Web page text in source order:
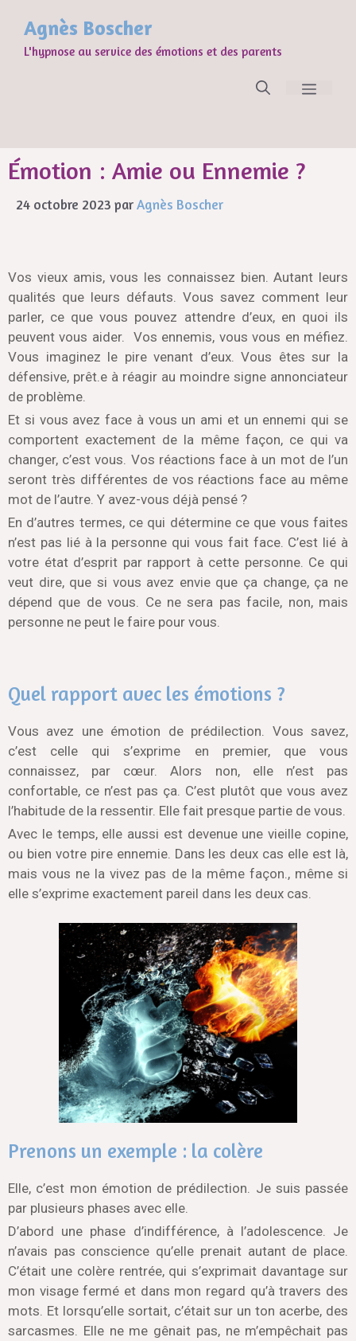
Agnès Boscher
L'hypnose au service des émotions et des parents
Émotion : Amie ou Ennemie ?
24 octobre 2023 parAgnès Boscher
Vos vieux amis, vous les connaissez bien. Autant leurs
qualités que leurs défauts. Vous savez comment leur
parler, ce que vous pouvez attendre d’eux, en quoi ils
peuvent vous aider. Vos ennemis, vous vous en méfiez.
Vous imaginez le pire venant d’eux. Vous êtes sur la
défensive, prêt.e à réagir au moindre signe annonciateur
de problème.
Et si vous avez face à vous un ami et un ennemi qui se
comportent exactement de la même façon, ce qui va
changer, c’est vous. Vos réactions face à un mot de l’un
seront très différentes de vos réactions face au même
mot de l’autre. Y avez-vous déjà pensé ?
En d’autres termes, ce qui détermine ce que vous faites
n’est pas lié à la personne qui vous fait face. C’est lié à
votre état d’esprit par rapport à cette personne. Ce qui
veut dire, que si vous avez envie que ça change, ça ne
dépend que de vous. Ce ne sera pas facile, non, mais
personne ne peut le faire pour vous.
Quel rapport avec les émotions ?
Vous avez une émotion de prédilection. Vous savez,
c’est celle qui s’exprime en premier, que vous
connaissez, par cœur. Alors non, elle n’est pas
confortable, ce n’est pas ça. C’est plutôt que vous avez
l’habitude de la ressentir. Elle fait presque partie de vous.
Avec le temps, elle aussi est devenue une vieille copine,
ou bien votre pire ennemie. Dans les deux cas elle est là,
mais vous ne la vivez pas de la même façon., même si
elle s’exprime exactement pareil dans les deux cas.
Prenons un exemple : la colère
Elle, c’est mon émotion de prédilection. Je suis passée
par plusieurs phases avec elle.
D’abord une phase d’indifférence, à l’adolescence. Je
n’avais pas conscience qu’elle prenait autant de place.
C’était une colère rentrée, qui s’exprimait davantage sur
mon visage fermé et dans mon regard qu’à travers des
mots. Et lorsqu’elle sortait, c’était sur un ton acerbe, des
sarcasmes. Elle ne me gênait pas, ne m’empêchait pas